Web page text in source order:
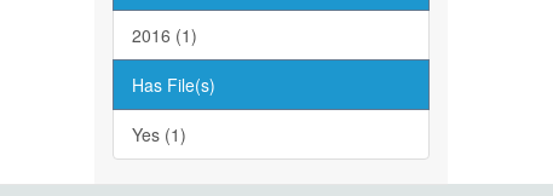
2016 (1)
Has File(s)
Yes (1)